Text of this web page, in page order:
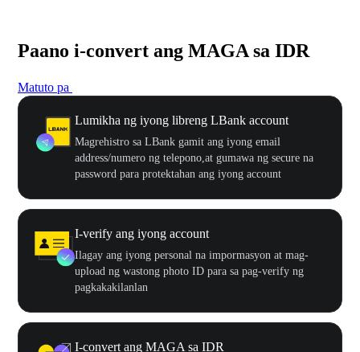
Paano i-convert ang MAGA sa IDR
Matuto pa
Lumikha ng iyong libreng LBank account
Magrehistro sa LBank gamit ang iyong email
address/numero ng telepono,at gumawa ng secure na
password para protektahan ang iyong account
I-verify ang iyong account
Ilagay ang iyong personal na impormasyon at mag-
upload ng wastong photo ID para sa pag-verify ng
pagkakakilanlan
I-convert ang MAGA sa IDR